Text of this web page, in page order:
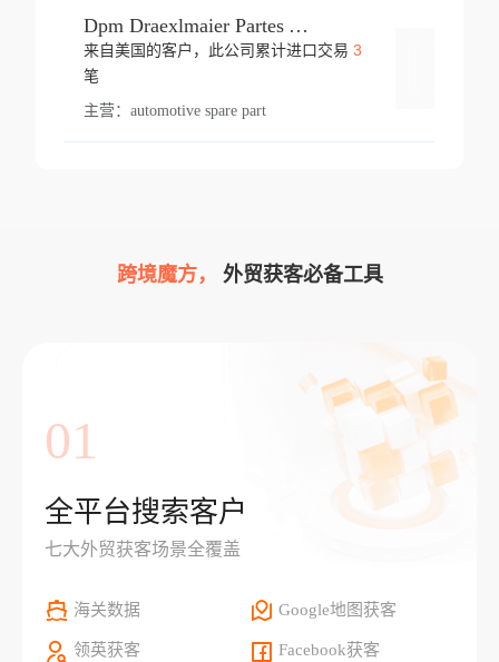
Dpm Draexlmaier Partes Automotrices Corr Ind Huejotzingo
来自美国的客户，此公司累计进口交易 3
笔
主营： automotive spare part
跨境魔方， 外贸获客必备工具
01
全平台搜索客户
七大外贸获客场景全覆盖
海关数据 Google地图获客
领英获客 Facebook获客